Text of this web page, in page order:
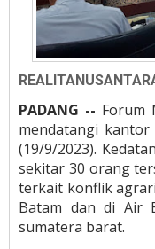
PADANG -- Forum
mendatangi kantor
(19/9/2023).
sekitar 30 orang
terkait konflik
Batam dan di Air
sumatera barat.